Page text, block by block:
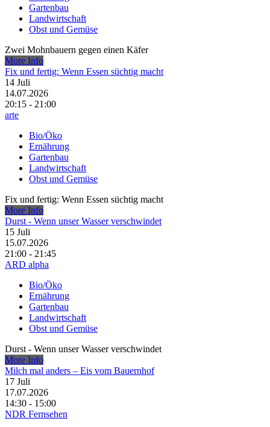
Gartenbau
Landwirtschaft
Obst und Gemüse
Zwei Mohnbauern gegen einen Käfer
More Info
Fix und fertig: Wenn Essen süchtig macht
14 Juli
14.07.2026
20:15 - 21:00
arte
Bio/Öko
Ernährung
Gartenbau
Landwirtschaft
Obst und Gemüse
Fix und fertig: Wenn Essen süchtig macht
More Info
Durst - Wenn unser Wasser verschwindet
15 Juli
15.07.2026
21:00 - 21:45
ARD alpha
Bio/Öko
Ernährung
Gartenbau
Landwirtschaft
Obst und Gemüse
Durst - Wenn unser Wasser verschwindet
More Info
Milch mal anders – Eis vom Bauernhof
17 Juli
17.07.2026
14:30 - 15:00
NDR Fernsehen